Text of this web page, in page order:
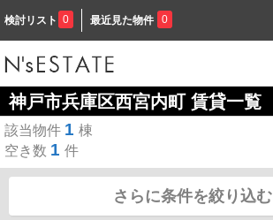
検討リスト 0 最近見た物件 0
神戸市兵庫区西宮内町 賃貸一覧
該当物件 1 棟
空き数 1 件
さらに条件を絞り込む